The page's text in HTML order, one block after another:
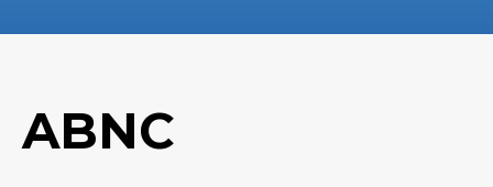
ABNC